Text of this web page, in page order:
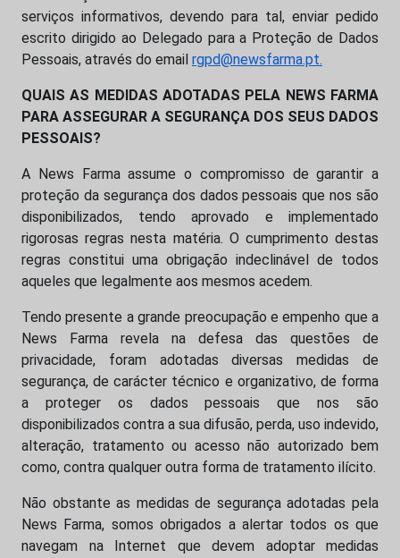
serviços informativos, devendo para tal, enviar pedido
escrito dirigido ao Delegado para a Proteção de Dados
Pessoais, através do email rgpd@newsfarma.pt.
QUAIS AS MEDIDAS ADOTADAS PELA NEWS FARMA
PARA ASSEGURAR A SEGURANÇA DOS SEUS DADOS
PESSOAIS?
A News Farma assume o compromisso de garantir a
proteção da segurança dos dados pessoais que nos são
disponibilizados, tendo aprovado e implementado
rigorosas regras nesta matéria. O cumprimento destas
regras constitui uma obrigação indeclinável de todos
aqueles que legalmente aos mesmos acedem.
Tendo presente a grande preocupação e empenho que a
News Farma revela na defesa das questões de
privacidade, foram adotadas diversas medidas de
segurança, de carácter técnico e organizativo, de forma
a proteger os dados pessoais que nos são
disponibilizados contra a sua difusão, perda, uso indevido,
alteração, tratamento ou acesso não autorizado bem
como, contra qualquer outra forma de tratamento ilícito.
Não obstante as medidas de segurança adotadas pela
News Farma, somos obrigados a alertar todos os que
navegam na Internet que devem adoptar medidas